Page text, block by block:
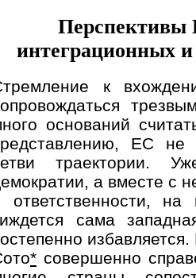
Перспективы
интеграционных
к
оснований
ЕС не
траектории.
а вместе с
ответственности, на
сама
* совершенно